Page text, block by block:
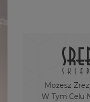
Możesz
W Tym Celu